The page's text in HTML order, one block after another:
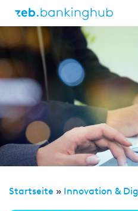
Startseite » Innovation &